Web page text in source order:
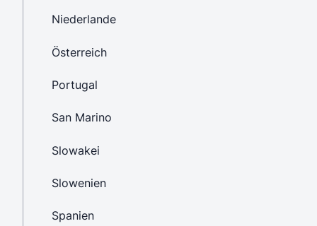
Niederlande
Österreich
Portugal
San Marino
Slowakei
Slowenien
Spanien